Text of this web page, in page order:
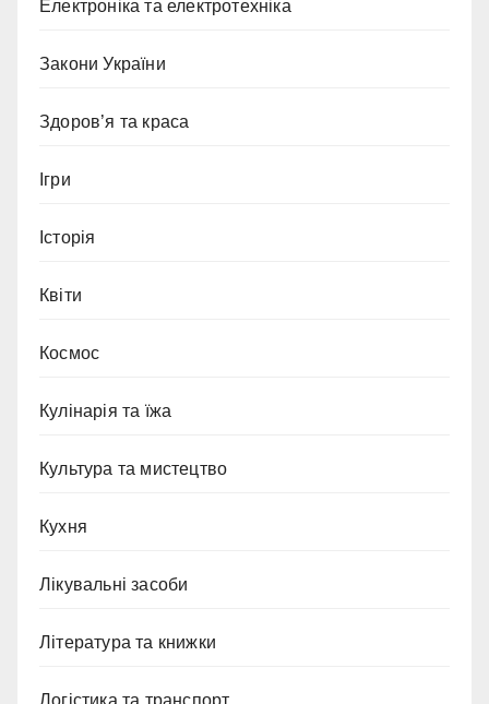
Електроніка та електротехніка
Закони України
Здоров’я та краса
Ігри
Історія
Квіти
Космос
Кулінарія та їжа
Культура та мистецтво
Кухня
Лікувальні засоби
Література та книжки